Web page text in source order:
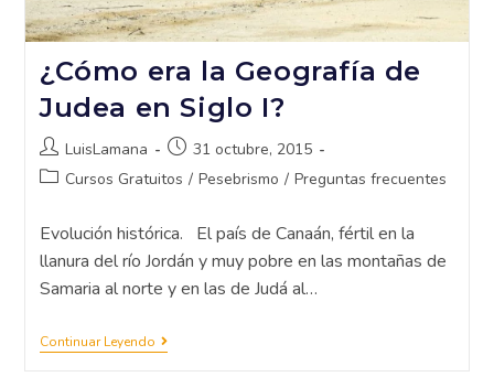
¿Cómo era la Geografía de
Judea en Siglo I?
LuisLamana
31 octubre, 2015
Cursos Gratuitos / Pesebrismo / Preguntas frecuentes
Evolución histórica. El país de Canaán, fértil en la
llanura del río Jordán y muy pobre en las montañas de
Samaria al norte y en las de Judá al…
Continuar Leyendo